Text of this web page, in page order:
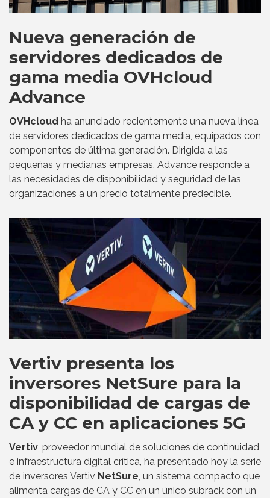
Nueva generación de
servidores dedicados de
gama media OVHcloud
Advance
OVHcloud ha anunciado recientemente una nueva línea
de servidores dedicados de gama media, equipados con
componentes de última generación. Dirigida a las
pequeñas y medianas empresas, Advance responde a
las necesidades de disponibilidad y seguridad de las
organizaciones a un precio totalmente predecible.
Vertiv presenta los
inversores NetSure para la
disponibilidad de cargas de
CA y CC en aplicaciones 5G
Vertiv , proveedor mundial de soluciones de continuidad
e infraestructura digital crítica, ha presentado hoy la serie
de inversores Vertiv NetSure , un sistema compacto que
alimenta cargas de CA y CC en un único subrack con un